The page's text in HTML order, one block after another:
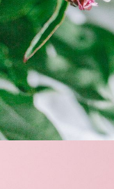
質問
動でお花が届くサービ
月自動でお届けするサ
沖縄・離島エリアへの配送